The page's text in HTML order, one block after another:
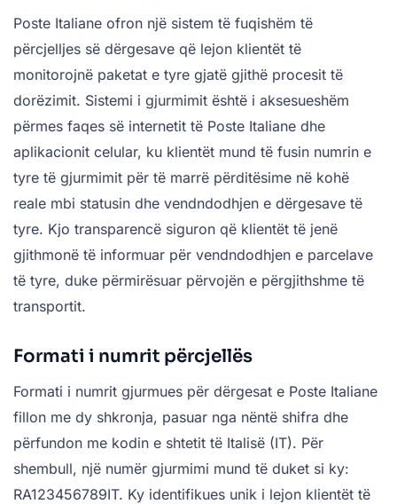
Poste Italiane ofron një sistem të fuqishëm të
përcjelljes së dërgesave që lejon klientët të
monitorojnë paketat e tyre gjatë gjithë procesit të
dorëzimit. Sistemi i gjurmimit është i aksesueshëm
përmes faqes së internetit të Poste Italiane dhe
aplikacionit celular, ku klientët mund të fusin numrin e
tyre të gjurmimit për të marrë përditësime në kohë
reale mbi statusin dhe vendndodhjen e dërgesave të
tyre. Kjo transparencë siguron që klientët të jenë
gjithmonë të informuar për vendndodhjen e parcelave
të tyre, duke përmirësuar përvojën e përgjithshme të
transportit.
Formati i numrit përcjellës
Formati i numrit gjurmues për dërgesat e Poste Italiane
fillon me dy shkronja, pasuar nga nëntë shifra dhe
përfundon me kodin e shtetit të Italisë (IT). Për
shembull, një numër gjurmimi mund të duket si ky:
RA123456789IT. Ky identifikues unik i lejon klientët të